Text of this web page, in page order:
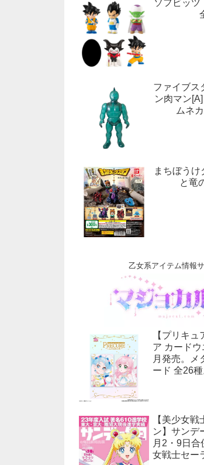
ソフビッツ
ファイブス
ン肉マン
ムネ
まちぼうけ
と竜
乙女系アイテム情報
【プリキ
ア カード
月発売。メ
ード 全26種
【美少女
ン】サンデ
月2・9日
女戦士セー